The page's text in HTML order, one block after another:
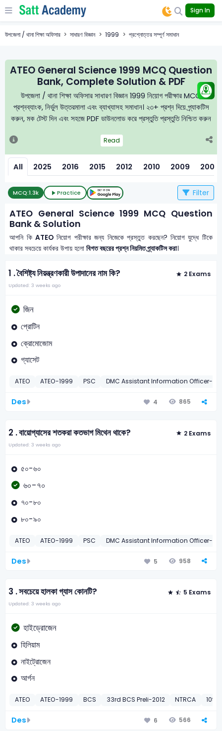
Sign In
উপজেলা / থানা শিক্ষা অফিসার সাধারণ বিজ্ঞান 1999 প্রশ্নোত্তর সম্পূর্ণ সমাধান
ATEO General Science 1999 MCQ Question
Bank, Complete Solution & PDF
উপজেলা / থানা শিক্ষা অফিসার সাধারণ বিজ্ঞান 1999 নিয়োগ পরীক্ষার MCQ
প্রশ্নব্যাংক, নির্ভুল উত্তরমালা এবং ব্যাখ্যাসহ সমাধান। ২৩+ প্রশ্ন দিয়ে প্র্যাকটিস
করুন, মক টেস্ট দিন এবং সহজে PDF ডাউনলোড করে প্রস্তুতি প্রস্তুতি নিশ্চিত করুন
Read
All 2025 2016 2015 2012 2010 2009 2005
MCQ:1.3k Practice Filter
ATEO General Science 1999 MCQ Question
Bank & Solution
আপনি কিATEO নিয়োগ পরীক্ষার জন্য নিজেকে প্রস্তুত করছেন? নিয়োগ যুদ্ধে টিকে
থাকার সবচেয়ে কার্যকর উপায় হলোবিগত বছরের প্রশ্ন নিয়মিত প্র্যাকটিস করা।
1 .বৈশিষ্ট্য নিয়ন্ত্রণকারী উপাদানের নাম কি? 2 Exams
Updated: 3 weeks ago
জিন
প্রোটিন
ক্রোমোজোম
গ্যাসেট
ATEO ATEO-1999 PSC DMC Assistant Information Officer-
Des 4 865
2 .বায়োগ্যাসের শতকরা কতভাগ মিথেন থাকে? 2 Exams
Updated: 3 weeks ago
৫০-৬০
৬০-৭০
৭০-৮০
৮০-৯০
ATEO ATEO-1999 PSC DMC Assistant Information Officer-
Des 5 958
3 .সবচেয়ে হালকা গ্যাস কোনটি? 5 Exams
Updated: 3 weeks ago
হাইড্রোজেন
হিলিয়াম
নাইট্রোজেন
আর্গন
ATEO ATEO-1999 BCS 33rd BCS Preli-2012 NTRCA 10th
Des 6 566